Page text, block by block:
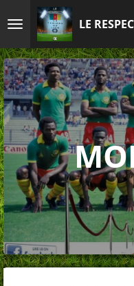
au
contenu
principal
LE